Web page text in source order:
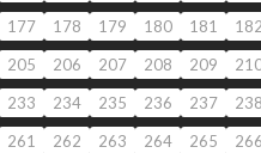
177 178 179 180 181 182
205 206 207 208 209
233 234 235 236 237 238
261 262 263 264 265 266